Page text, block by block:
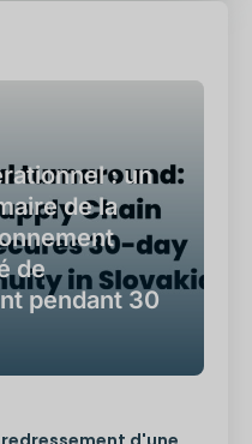
: un
de la
de
pendant 30